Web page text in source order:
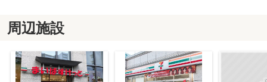
周辺施設